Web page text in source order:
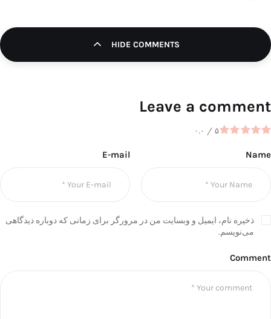
HIDE COMMENTS
Leave a comment
۰.۰ / ۵
Name
E-mail
ذخیره نام، ایمیل و وبسایت من در مرورگر برای زمانی که دوباره دیدگاهی
می‌نویسم.
Comment